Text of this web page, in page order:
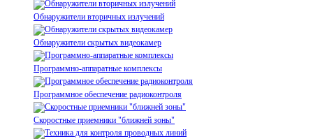
Обнаружители вторичных излучений
Обнаружители скрытых видеокамер
Программно-аппаратные комплексы
Программное обеспечение радиоконтроля
Скоростные приемники "ближней зоны"